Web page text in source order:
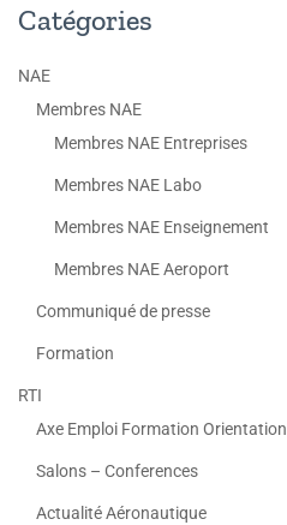
Catégories
NAE
Membres NAE
Membres NAE Entreprises
Membres NAE Labo
Membres NAE Enseignement
Membres NAE Aeroport
Communiqué de presse
Formation
RTI
Axe Emploi Formation Orientation
Salons – Conferences
Actualité Aéronautique